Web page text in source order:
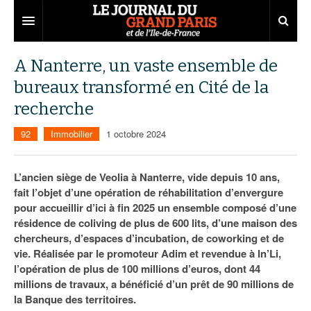
Territoires
Aménagement
Collectivités
Services urbains
Entreprises
Développement économique
Attractivité
Innovation
Transport
Marchés publics
Départements
77
78
91
92
Nominations
Portraits
Agenda
Les Assises du Grand Paris
Éditions précédentes
Le podcast
Ecouter les épisodes
Lire les résumés
A Nanterre, un vaste ensemble de
bureaux transformé en Cité de la
recherche
92 Immobilier 1 octobre 2024
L’ancien siège de Veolia à Nanterre, vide depuis 10 ans,
fait l’objet d’une opération de réhabilitation d’envergure
pour accueillir d’ici à fin 2025 un ensemble composé d’une
résidence de coliving de plus de 600 lits, d’une maison des
chercheurs, d’espaces d’incubation, de coworking et de
vie. Réalisée par le promoteur Adim et revendue à In’Li,
l’opération de plus de 100 millions d’euros, dont 44
millions de travaux, a bénéficié d’un prêt de 90 millions de
la Banque des territoires.